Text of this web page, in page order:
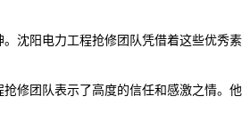
沈阳电力工程抢修团队凭借着这些优秀素
修团队表示了高度的信任和感激之情。他